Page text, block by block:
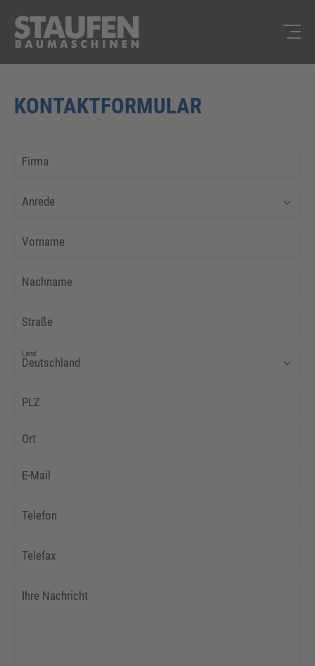
KONTAKTFORMULAR
Firma
Anrede
Vorname
Nachname
Straße
Land
PLZ
Ort
E-Mail
Telefon
Telefax
Ihre Nachricht